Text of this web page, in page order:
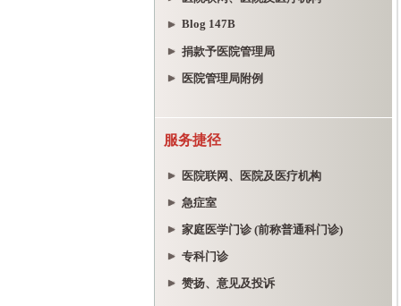
Blog 147B
捐款予医院管理局
医院管理局附例
服务捷径
医院联网、医院及医疗机构
急症室
家庭医学门诊 (前称普通科门诊)
专科门诊
赞扬、意见及投诉